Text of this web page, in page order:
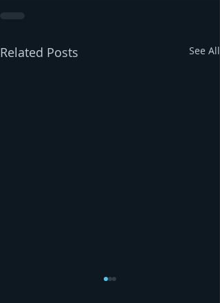
Related Posts See All